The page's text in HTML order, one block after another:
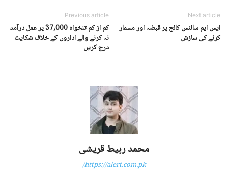
Previous article
کم از کم تنخواہ 37,000 پر عمل درآمد
نہ کرنے والے اداروں کے خلاف شکایت
درج کریں
Next article
ایس ایم سائنس کالج پر قبضہ اور مسمار
کرنے کی سازش
محمد ربیط قریشی
https://alert.com.pk/